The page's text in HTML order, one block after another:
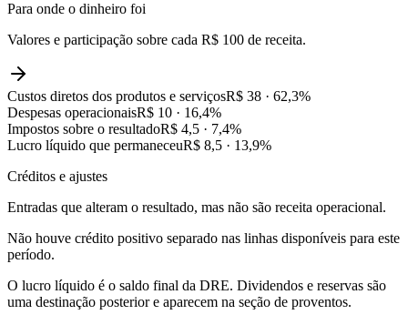
Para onde o dinheiro foi
Valores e participação sobre cada R$ 100 de receita.
Custos diretos dos produtos e serviçosR$ 38 · 62,3%
Despesas operacionaisR$ 10 · 16,4%
Impostos sobre o resultadoR$ 4,5 · 7,4%
Lucro líquido que permaneceuR$ 8,5 · 13,9%
Créditos e ajustes
Entradas que alteram o resultado, mas não são receita operacional.
Não houve crédito positivo separado nas linhas disponíveis para este
período.
O lucro líquido é o saldo final da DRE. Dividendos e reservas são
uma destinação posterior e aparecem na seção de proventos.